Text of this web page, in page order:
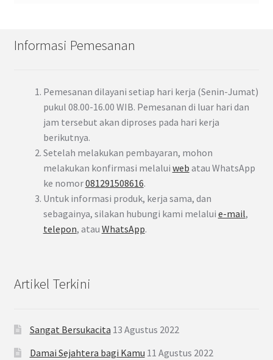
Informasi Pemesanan
Pemesanan dilayani setiap hari kerja (Senin-Jumat)
pukul 08.00-16.00 WIB. Pemesanan di luar hari dan
jam tersebut akan diproses pada hari kerja
berikutnya.
Setelah melakukan pembayaran, mohon
melakukan konfirmasi melalui web atau WhatsApp
ke nomor081291508616.
Untuk informasi produk, kerja sama, dan
sebagainya, silakan hubungi kami melalui e-mail,
telepon, atau WhatsApp.
Artikel Terkini
Sangat Bersukacita 13 Agustus 2022
Damai Sejahtera bagi Kamu 11 Agustus 2022